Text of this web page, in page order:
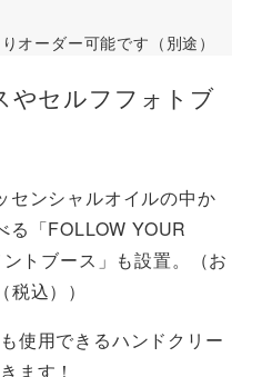
オーダー可能です（別途）
やセルフフォトブ
センシャルオイルの中か
る「FOLLOW YOUR
トブース」も設置。（お
込））
使用できるハンドクリー
ます！